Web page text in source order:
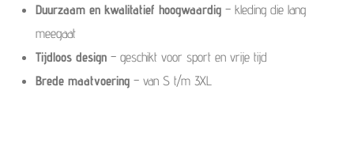
Duurzaam en kwalitatief hoogwaardig – kleding die lang
meegaat
Tijdloos design – geschikt voor sport en vrije tijd
Brede maatvoering – van S t/m 3XL